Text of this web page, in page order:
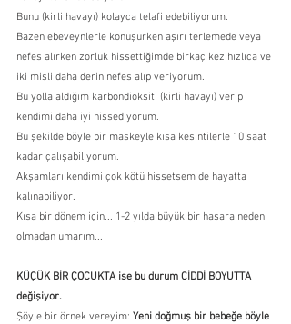
Bunu (kirli havayı) kolayca telafi edebiliyorum.
Bazen ebeveynlerle konuşurken aşırı terlemede veya
nefes alırken zorluk hissettiğimde birkaç kez hızlıca ve
iki misli daha derin nefes alıp veriyorum.
Bu yolla aldığım karbondioksiti (kirli havayı) verip
kendimi daha iyi hissediyorum.
Bu şekilde böyle bir maskeyle kısa kesintilerle 10 saat
kadar çalışabiliyorum.
Akşamları kendimi çok kötü hissetsem de hayatta
kalınabiliyor.
Kısa bir dönem için... 1-2 yılda büyük bir hasara neden
olmadan umarım...
KÜÇÜK BİR ÇOCUKTA ise bu durum CİDDİ BOYUTTA
değişiyor.
Şöyle bir örnek vereyim: Yeni doğmuş bir bebeğe böyle